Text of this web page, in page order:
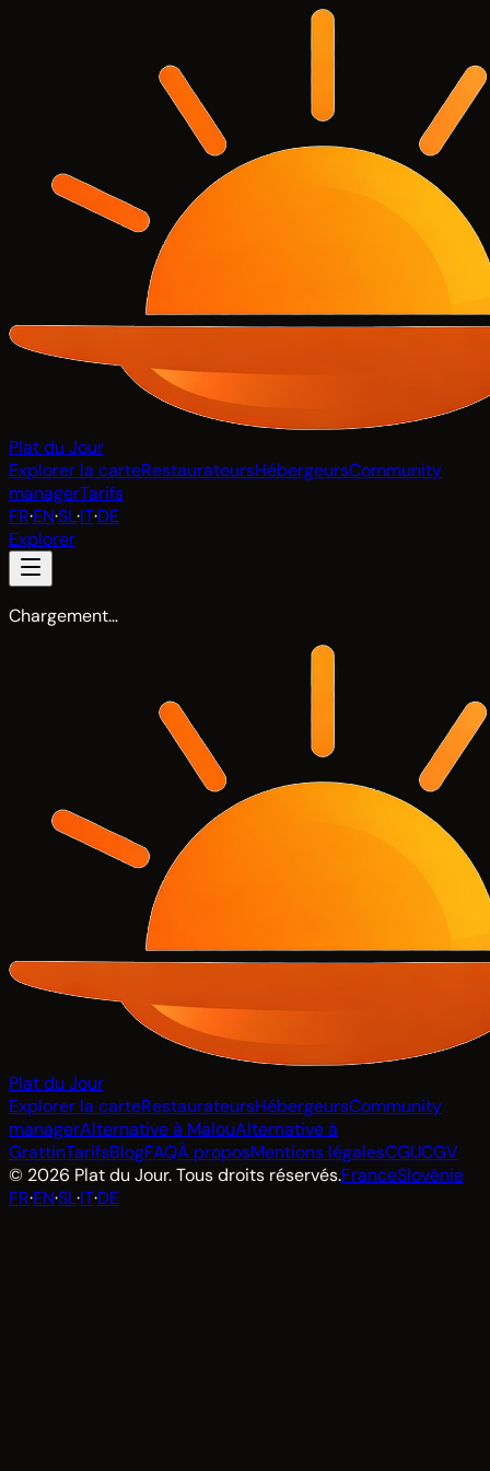
Plat du Jour
Explorer la carteRestaurateursHébergeursCommunity
managerTarifs
FR·EN·SL·IT·DE
Explorer
Chargement…
Plat du Jour
Explorer la carteRestaurateursHébergeursCommunity
managerAlternative à MalouAlternative à
GrattinTarifsBlogFAQÀ proposMentions légalesCGUCGV
© 2026 Plat du Jour. Tous droits réservés.FranceSlovénie
FR·EN·SL·IT·DE